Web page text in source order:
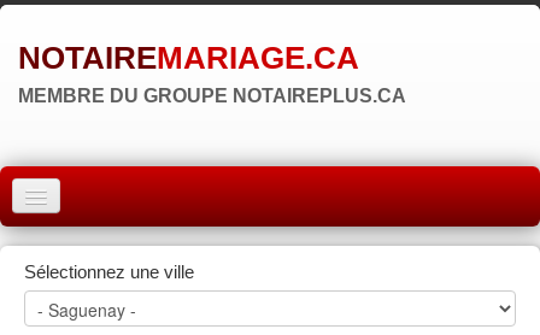
NOTAIREMARIAGE.CA
MEMBRE DU GROUPE NOTAIREPLUS.CA
ACCUEIL
MONTRÉAL
Sélectionnez une ville